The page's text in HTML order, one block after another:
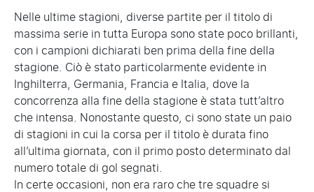
Nelle ultime stagioni, diverse partite per il titolo di
massima serie in tutta Europa sono state poco brillanti,
con i campioni dichiarati ben prima della fine della
stagione. Ciò è stato particolarmente evidente in
Inghilterra, Germania, Francia e Italia, dove la
concorrenza alla fine della stagione è stata tutt’altro
che intensa. Nonostante questo, ci sono state un paio
di stagioni in cui la corsa per il titolo è durata fino
all’ultima giornata, con il primo posto determinato dal
numero totale di gol segnati.
In certe occasioni, non era raro che tre squadre si